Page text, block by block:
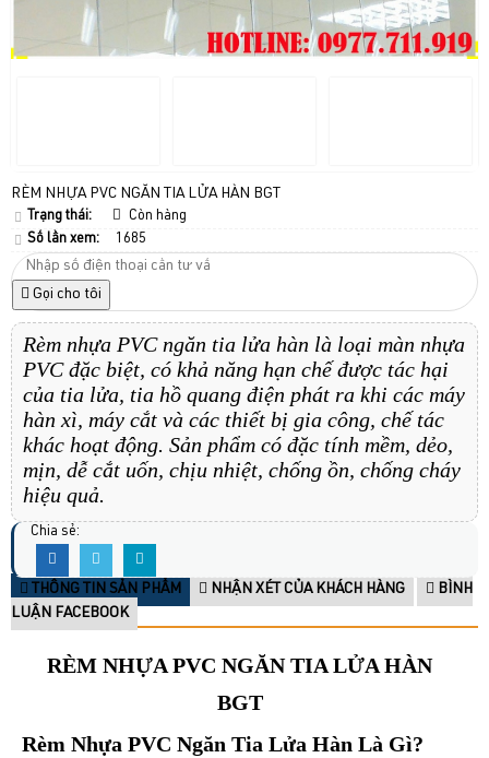
RÈM NHỰA PVC NGĂN TIA LỬA HÀN BGT
Trạng thái:
Còn hàng
Số lần xem:
1685
Gọi cho tôi
Rèm nhựa PVC ngăn tia lửa hàn là loại màn nhựa
PVC đặc biệt, có khả năng hạn chế được tác hại
của tia lửa, tia hồ quang điện phát ra khi các máy
hàn xì, máy cắt và các thiết bị gia công, chế tác
khác hoạt động. Sản phẩm có đặc tính mềm, dẻo,
mịn, dễ cắt uốn, chịu nhiệt, chống ồn, chống cháy
hiệu quả.
Chia sẻ:
THÔNG TIN SẢN PHẨM NHẬN XÉT CỦA KHÁCH HÀNG
BÌNH
LUẬN FACEBOOK
RÈM NHỰA PVC NGĂN TIA LỬA HÀN
BGT
Rèm Nhựa PVC Ngăn Tia Lửa Hàn Là Gì?